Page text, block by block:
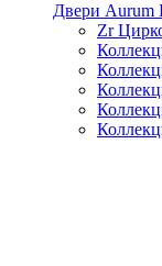
Двери Aurum
Zr